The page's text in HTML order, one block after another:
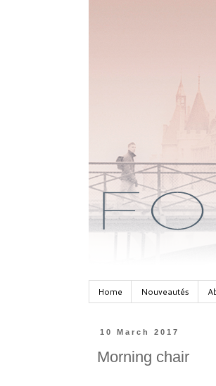
Home Nouveautés
10 March 2017
Morning chair